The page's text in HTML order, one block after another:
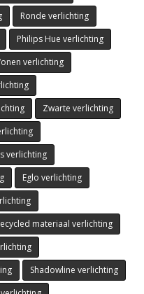
Ronde verlichting
Philips Hue verlichting
verlichting
Zwarte verlichting
verlichting
Eglo verlichting
materiaal verlichting
Shadowline verlichting